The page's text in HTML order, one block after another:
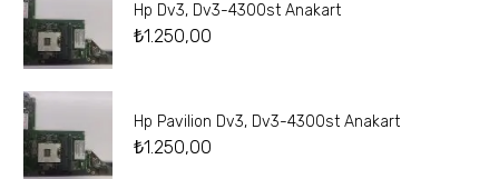
Hp Dv3, Dv3-4300st Anakart
₺1.250,00
Hp Pavilion Dv3, Dv3-4300st Anakart
₺1.250,00